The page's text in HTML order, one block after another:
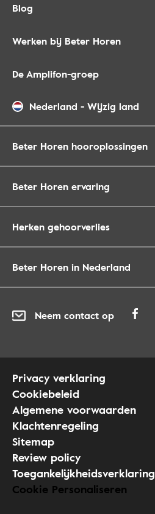
Blog
Werken bij Beter Horen
De Amplifon-groep
Nederland - Wijzig land
Beter Horen hooroplossingen
Beter Horen ervaring
Herken gehoorverlies
Beter Horen in Nederland
Neem contact op
Privacy verklaring
Cookiebeleid
Algemene voorwaarden
Klachtenregeling
Sitemap
Review policy
Toegankelijkheidsverklaring
Cookie Personaliseren